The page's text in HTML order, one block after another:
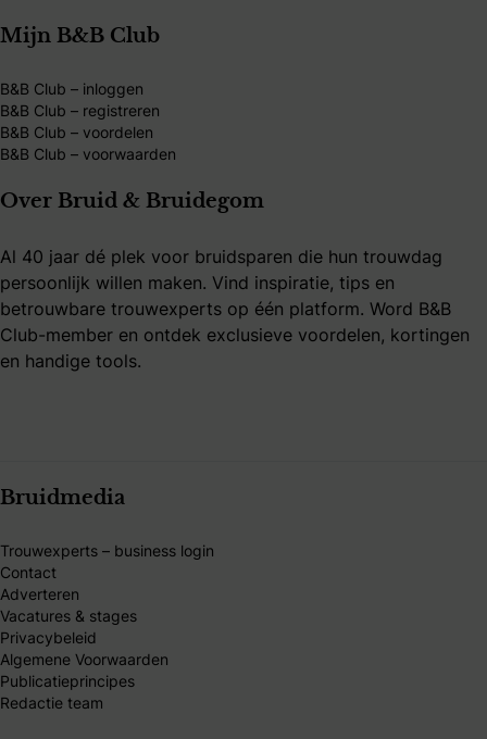
Mijn B&B Club
B&B Club – inloggen
B&B Club – registreren
B&B Club – voordelen
B&B Club – voorwaarden
Over Bruid & Bruidegom
Al 40 jaar dé plek voor bruidsparen die hun trouwdag
persoonlijk willen maken. Vind inspiratie, tips en
betrouwbare trouwexperts op één platform. Word B&B
Club-member en ontdek exclusieve voordelen, kortingen
en handige tools.
Bruidmedia
Trouwexperts – business login
Contact
Adverteren
Vacatures & stages
Privacybeleid
Algemene Voorwaarden
Publicatieprincipes
Redactie team